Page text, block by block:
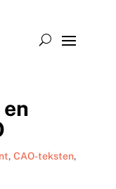
, CAO-teksten,